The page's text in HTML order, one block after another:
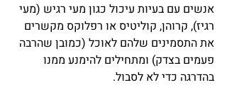
אנשים עם בעיות עיכול כגון מעי רגיש (מעי
רגיז), קרוהן, קוליטיס או רפלוקס מקשרים
את התסמינים שלהם לאוכל (כמובן שהרבה
פעמים בצדק) ומתחילים להימנע ממנו
בהדרגה כדי לא לסבול.